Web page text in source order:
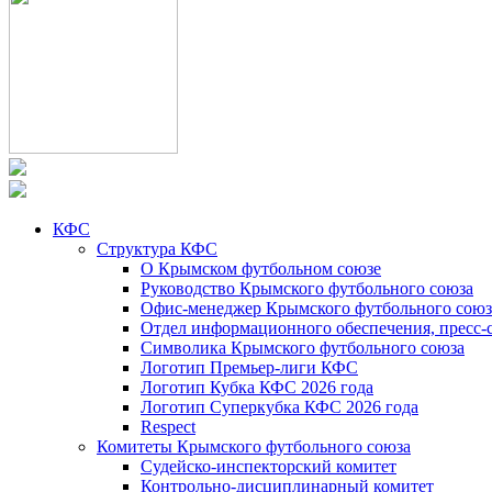
КФС
Структура КФС
О Крымском футбольном союзе
Руководство Крымского футбольного союза
Офис-менеджер Крымского футбольного
Отдел информационного обеспечения, пресс-
Символика Крымского футбольного союза
Логотип Премьер-лиги КФС
Логотип Кубка КФС 2026 года
Логотип Суперкубка КФС 2026 года
Respect
Комитеты Крымского футбольного союза
Судейско-инспекторский комитет
Контрольно-дисциплинарный комитет